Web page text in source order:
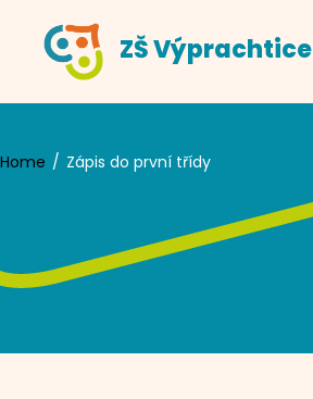
content
ZŠ Výprachtice
Home Zápis do první třídy